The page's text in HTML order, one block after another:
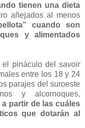
tienen una dieta
añejados al menos
cuando son
y alimentados
pináculo del savoir
entre los 18 y 24
parajes del suroeste
y alcornoques,
a partir de las cuáles
que dotarán al